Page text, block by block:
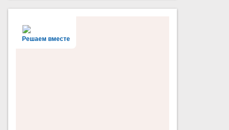
Решаем вместе